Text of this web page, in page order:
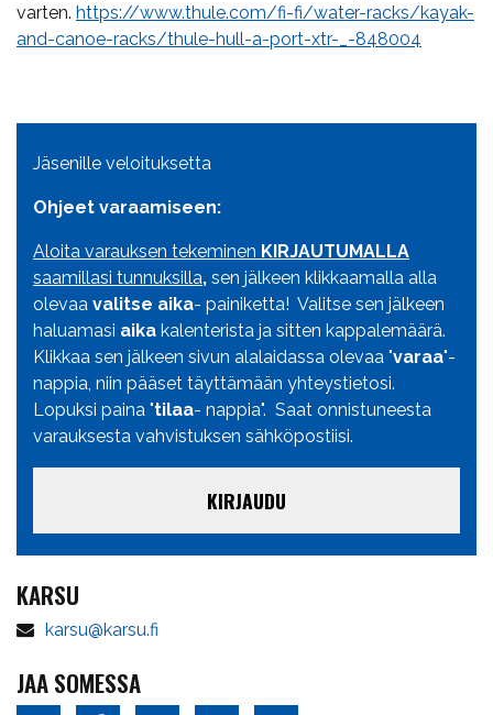
varten. https://www.thule.com/fi-fi/water-racks/kayak-
and-canoe-racks/thule-hull-a-port-xtr-_-848004
Jäsenille veloituksetta
Ohjeet varaamiseen:
Aloita varauksen tekeminen KIRJAUTUMALLA
saamillasi tunnuksilla, sen jälkeen klikkaamalla alla
olevaa valitse aika- painiketta! Valitse sen jälkeen
haluamasi aika kalenterista ja sitten kappalemäärä.
Klikkaa sen jälkeen sivun alalaidassa olevaa "varaa"-
nappia, niin pääset täyttämään yhteystietosi.
Lopuksi paina "tilaa- nappia". Saat onnistuneesta
varauksesta vahvistuksen sähköpostiisi.
KIRJAUDU
KARSU
karsu@karsu.fi
JAA SOMESSA